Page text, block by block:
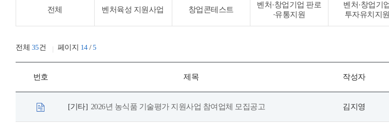
전체 벤처육성 지원사업 창업콘테스트
벤처·창업기업 판로
·유통지원
벤처·창업기
투자유치지원
전체 35건 페이지 14/5
번호 제목 작성자
[기타] 2026년 농식품 기술평가 지원사업 참여업체 모집공고 김지영